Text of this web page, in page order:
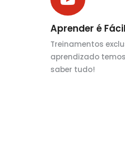
Aprender é
Treinamentos
aprendizado
saber tudo!